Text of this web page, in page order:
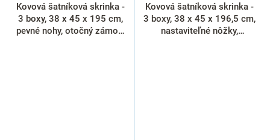
Kovová šatníková skrinka -
3 boxy, 38 x 45 x 195 cm,
pevné nohy, otočný zámok,
Kovová šatníková skrinka -
3 boxy, 38 x 45 x 196,5 cm,
nastaviteľné nôžky,